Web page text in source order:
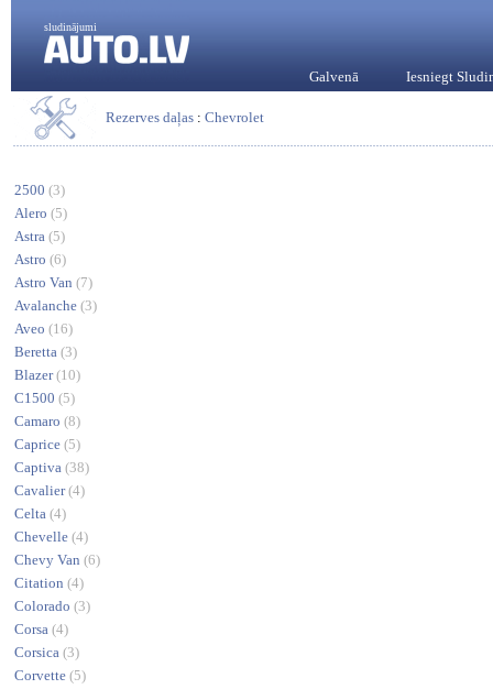
sludinājumi
Galvenā Iesniegt
Rezerves daļas : Chevrolet
2500 (3)
Alero (5)
Astra (5)
Astro (6)
Astro Van (7)
Avalanche (3)
Aveo (16)
Beretta (3)
Blazer(10)
C1500 (5)
Camaro (8)
Caprice (5)
Captiva (38)
Cavalier(4)
Celta (4)
Chevelle (4)
Chevy Van (6)
Citation (4)
Colorado (3)
Corsa (4)
Corsica (3)
Corvette (5)